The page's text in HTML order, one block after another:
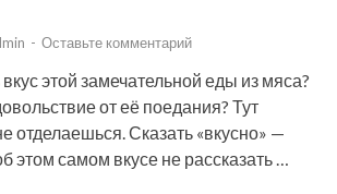
- Оставьте комментарий
этой замечательной еды из мяса?
от её поедания? Тут
отделаешься. Сказать «вкусно» —
этом самом вкусе не рассказать …